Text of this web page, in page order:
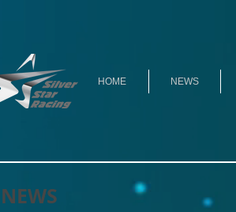
HOME NEWS
NEWS